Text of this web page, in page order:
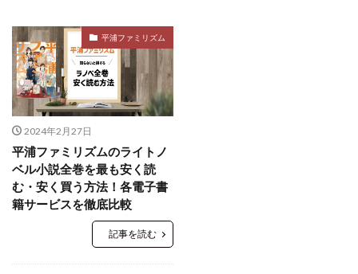
平浦ファミリズム
2024年2月27日
平浦ファミリズムのライトノ
ベル小説全巻を最も安く読
む・安く買う方法！各電子書
籍サービスを徹底比較
記事を読む